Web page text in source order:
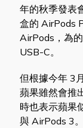
年的秋季發表
盒的 AirPods
AirPods，為
USB-C。
但根據今年 3月
蘋果雖然會推
時也表示蘋果
與 AirPods 3。